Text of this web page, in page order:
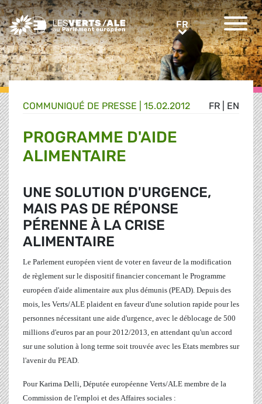
Greens/EFA Home FRFR
FR EN
COMMUNIQUÉ DE PRESSE 15.02.2012
PROGRAMME D'AIDE
ALIMENTAIRE
UNE SOLUTION D'URGENCE,
MAIS PAS DE RÉPONSE
PÉRENNE À LA CRISE
ALIMENTAIRE
Le Parlement européen vient de voter en faveur de la modification
de règlement sur le dispositif financier concernant le Programme
européen d'aide alimentaire aux plus démunis (PEAD). Depuis des
mois, les Verts/ALE plaident en faveur d'une solution rapide pour les
personnes nécessitant une aide d'urgence, avec le déblocage de 500
millions d'euros par an pour 2012/2013, en attendant qu'un accord
sur une solution à long terme soit trouvée avec les Etats membres sur
l'avenir du PEAD.
PourKarima Delli, Députée européenne Verts/ALE membre de la
Commission de l'emploi et des Affaires sociales :